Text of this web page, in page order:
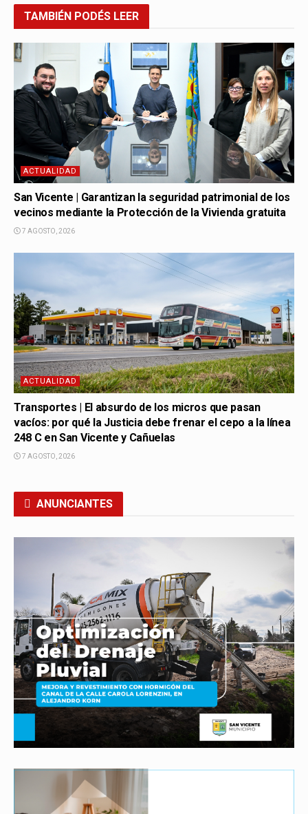
TAMBIÉN PODÉS LEER
ACTUALIDAD
San Vicente | Garantizan la seguridad patrimonial de los
vecinos mediante la Protección de la Vivienda gratuita
7 AGOSTO, 2026
ACTUALIDAD
Transportes | El absurdo de los micros que pasan
vacíos: por qué la Justicia debe frenar el cepo a la línea
248 C en San Vicente y Cañuelas
7 AGOSTO, 2026
ANUNCIANTES